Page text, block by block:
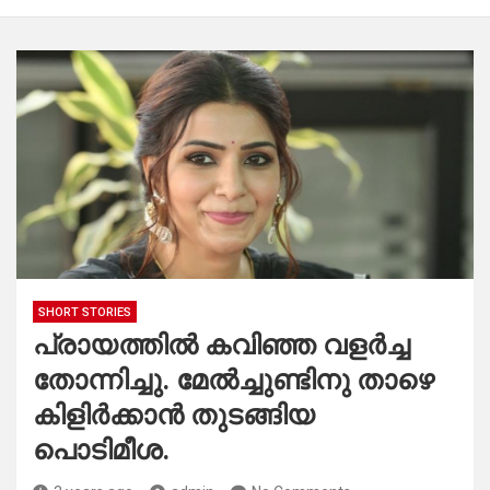
SHORT STORIES
പ്രായത്തിൽ കവിഞ്ഞ വളർച്ച
തോന്നിച്ചു. മേൽച്ചുണ്ടിനു താഴെ
കിളിർക്കാൻ തുടങ്ങിയ
പൊടിമീശ.